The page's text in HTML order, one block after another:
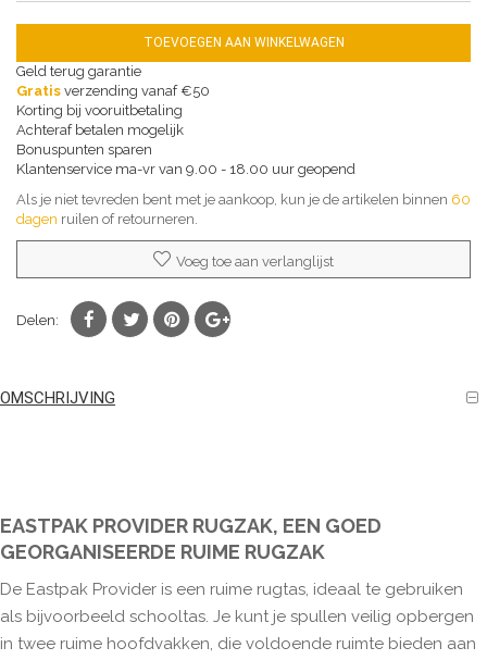
TOEVOEGEN AAN WINKELWAGEN
Geld terug garantie
Gratis verzending vanaf €50
Korting bij vooruitbetaling
Achteraf betalen mogelijk
Bonuspunten sparen
Klantenservice ma-vr van 9.00 - 18.00 uur geopend
Als je niet tevreden bent met je aankoop, kun je de artikelen binnen 60
dagen ruilen of retourneren.
Voeg toe aan verlanglijst
Delen:
OMSCHRIJVING
EASTPAK PROVIDER RUGZAK, EEN GOED
GEORGANISEERDE RUIME RUGZAK
De Eastpak Provider is een ruime rugtas, ideaal te gebruiken
als bijvoorbeeld schooltas. Je kunt je spullen veilig opbergen
in twee ruime hoofdvakken, die voldoende ruimte bieden aan